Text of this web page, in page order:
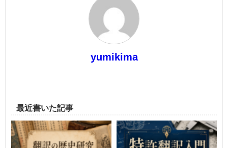
yumikima
最近書いた記事